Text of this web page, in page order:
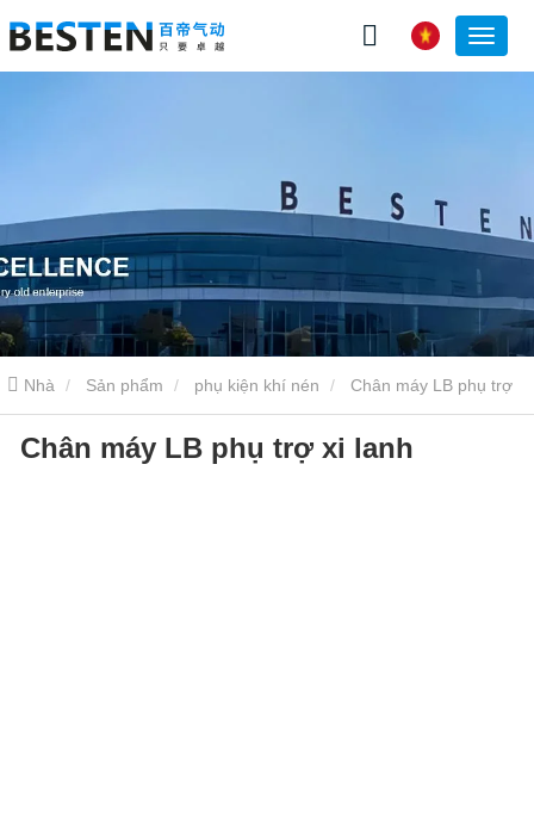
Nhà Sản phẩm phụ kiện khí nén
xi lanh
Chân máy LB phụ trợ xi lanh